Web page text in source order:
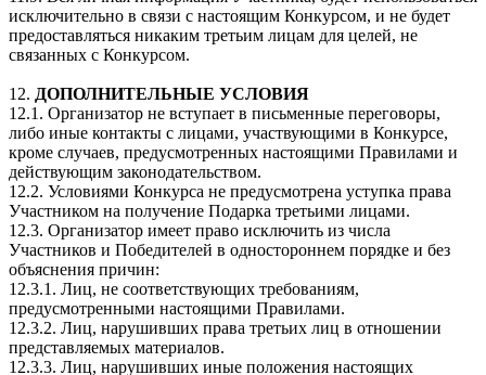
исключительно в связи с настоящим Конкурсом, и не будет
предоставляться никаким третьим лицам для целей, не
связанных с Конкурсом.
12. ДОПОЛНИТЕЛЬНЫЕ УСЛОВИЯ
12.1. Организатор не вступает в письменные переговоры,
либо иные контакты с лицами, участвующими в Конкурсе,
кроме случаев, предусмотренных настоящими Правилами и
действующим законодательством.
12.2. Условиями Конкурса не предусмотрена уступка права
Участником на получение Подарка третьими лицами.
12.3. Организатор имеет право исключить из числа
Участников и Победителей в одностороннем порядке и без
объяснения причин:
12.3.1. Лиц, не соответствующих требованиям,
предусмотренными настоящими Правилами.
12.3.2. Лиц, нарушивших права третьих лиц в отношении
представляемых материалов.
12.3.3. Лиц, нарушивших иные положения настоящих